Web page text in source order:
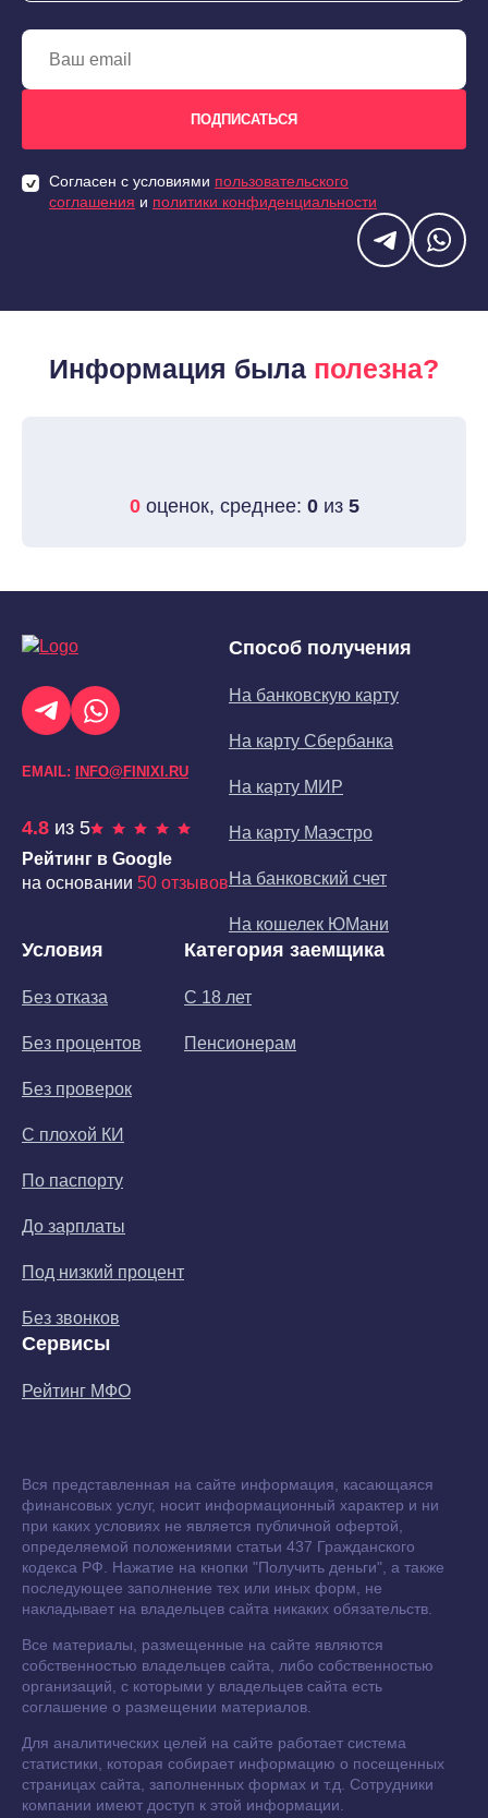
Согласен с условиями пользовательского
соглашения и политики конфиденциальности
Информация была полезна?
0оценок, среднее: 0из 5
EMAIL: INFO@FINIXI.RU
4.8 из 5
Рейтинг в Google
на основании 50 отзывов
Способ получения
На банковскую карту
На карту Сбербанка
На карту МИР
На карту Маэстро
На банковский счет
На кошелек ЮМани
Условия
Без отказа
Без процентов
Без проверок
С плохой КИ
По паспорту
До зарплаты
Под низкий процент
Без звонков
Категория заемщика
С 18 лет
Пенсионерам
Сервисы
Рейтинг МФО
Вся представленная на сайте информация, касающаяся
финансовых услуг, носит информационный характер и ни
при каких условиях не является публичной офертой,
определяемой положениями статьи 437 Гражданского
кодекса РФ. Нажатие на кнопки "Получить деньги", а также
последующее заполнение тех или иных форм, не
накладывает на владельцев сайта никаких обязательств.
Все материалы, размещенные на сайте являются
собственностью владельцев сайта, либо собственностью
организаций, с которыми у владельцев сайта есть
соглашение о размещении материалов.
Для аналитических целей на сайте работает система
статистики, которая собирает информацию о посещенных
страницах сайта, заполненных формах и т.д. Сотрудники
компании имеют доступ к этой информации.